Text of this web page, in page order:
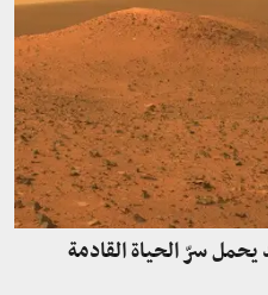
سرّ الحياة القادمة